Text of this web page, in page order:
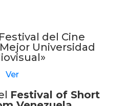
del Cine
Universidad
Ver
Festival of Short